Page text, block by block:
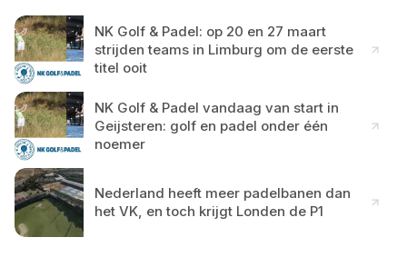
NK Golf & Padel: op 20 en 27 maart
strijden teams in Limburg om de eerste
titel ooit
NK Golf & Padel vandaag van start in
Geijsteren: golf en padel onder één
noemer
Nederland heeft meer padelbanen dan
het VK, en toch krijgt Londen de P1